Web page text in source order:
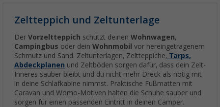
Zeltteppich und Zeltunterlage
Der Vorzeltteppich schützt deinen Wohnwagen,
Campingbus oder dein Wohnmobil vor hereingetragenem
Schmutz und Sand. Zeltunterlagen, Zeltteppiche, Tarps,
Abdeckplanen und Zeltböden sorgen dafür, dass dein Zelt-
Inneres sauber bleibt und du nicht mehr Dreck als nötig mit
in deine Schlafkabine nimmst. Praktische Fußmatten mit
Caravan und Womo-Motiven halten die Schuhe sauber und
sorgen für einen passenden Eintritt in deinen Camper.